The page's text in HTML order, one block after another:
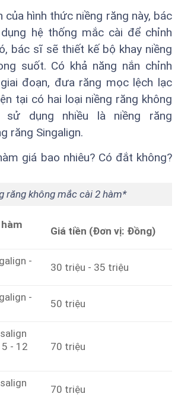
của hình thức niềng răng này, bác
hệ thống mắc cài để chỉnh
bác sĩ sẽ thiết kế bộ khay niềng
suốt. Có khả năng nắn chỉnh
đoạn, đưa răng mọc lệch lạc
tại có hai loại niềng răng không
dụng nhiều là niềng răng
răng Singalign.
răng không mắc cài 2 hàm*
Giá tiền (Đơn vị: Đồng)
-
30 triệu - 35 triệu
-
50 triệu
- 12
70 triệu
70 triệu